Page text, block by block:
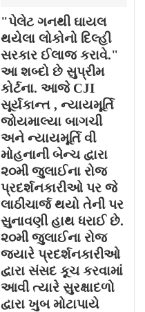
"પેલેટ ગનથી ઘાયલ
થયેલા લોકોનો દિલ્હી
સરકાર ઈલાજ કરાવે."
આ શબ્દો છે સુપ્રીમ
કોર્ટના. આજે CJI
સૂર્યકાન્ત , ન્યાયમૂર્તિ
જોયમાલ્યા બાગચી
અને ન્યાયમૂર્તિ વી
મોહનાની બેન્ચ દ્વારા
૨૦મી જુલાઈના રોજ
પ્રદર્શનકારીઓ પર જે
લાઠીચાર્જ થયો તેની પર
સુનાવણી હાથ ધરાઈ છે.
૨૦મી જુલાઈના રોજ
જયારે પ્રદર્શનકારીઓ
દ્વારા સંસદ કૂચ કરવામાં
આવી ત્યારે સુરક્ષાદળો
દ્વારા ખુબ મોટાપાયે